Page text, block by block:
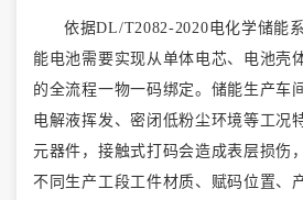
依据DL/T2082-2020电化学储能
能电池需要实现从单体电芯、电池壳
的全流程一物一码绑定。储能生产车
电解液挥发、密闭低粉尘环境等工况
元器件，接触式打码会造成表层损伤
不同生产工段工件材质、赋码位置、